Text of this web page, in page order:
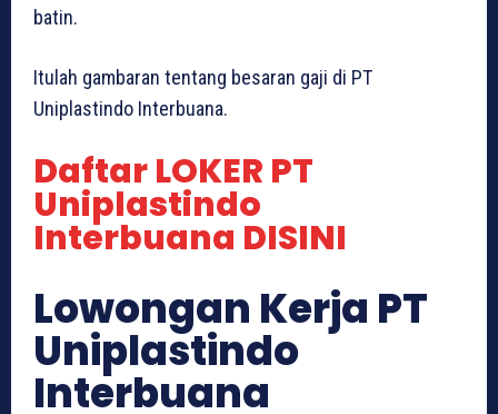
batin.
Itulah gambaran tentang besaran gaji di PT
Uniplastindo Interbuana.
Daftar LOKER PT
Uniplastindo
Interbuana DISINI
Lowongan Kerja PT
Uniplastindo
Interbuana